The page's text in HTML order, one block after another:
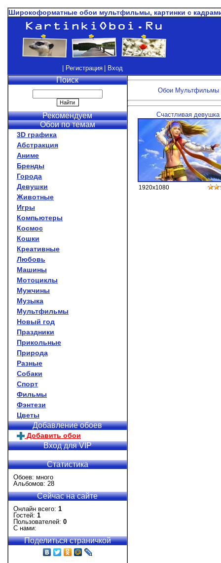
Широкоформатные обои мультфильмы, картинки с
| Регистрация | Вход
Поиск
Рекомендуем
Обои по темам
3D графика
Абстракция
Аниме
Бренды
Города
Девушки
Животные
Игры
Компьютеры
Космос
Кошки
Креативные
Любовь
Машины
Мотоциклы
Мужчины
Музыка
Мультфильмы
Новый год
Праздники
Прикольные
Природа
Разные
Собаки
Спорт
Фильмы
Фэнтези
Цветы
Добавление обоев
Добавить обои
Вход для VIP
Статистика
Обоев: много
Альбомов: 28
Сейчас на сайте
Онлайн всего: 1
Гостей: 1
Пользователей: 0
С нами:
Поделиться страничкой
Обои Мультфильмы
Счастливая девушка
1920x1080